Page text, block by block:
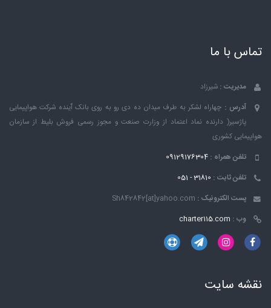
تماس با ما
مدیریت : شیرزاد
آدرس : چهاراه لشکر به طرف میدان ده دی رو به روی بانک ٱینده شرکت هواپیمایی
پاژسیر( دارنده نماد اعتماد از وزارت صنعت و مجوز رسمی فروش بلیط از سازمان
هواپیمایی کشوری
تلفن همراه : 09129176304
تلفن ثابت : 31810 - 051
پست الکترونیک : Sh842842[at]yahoo.com
وب : charter115.com
نقشه سایت